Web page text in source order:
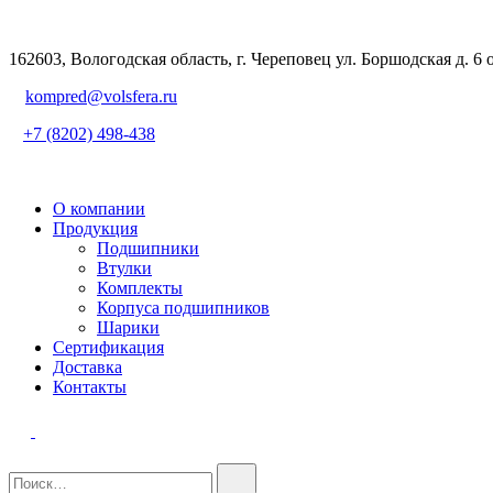
162603, Вологодская область, г. Череповец ул. Боршодская д. 6
kompred@volsfera.ru
+7 (8202) 498-438
О компании
Продукция
Подшипники
Втулки
Комплекты
Корпуса подшипников
Шарики
Сертификация
Доставка
Контакты